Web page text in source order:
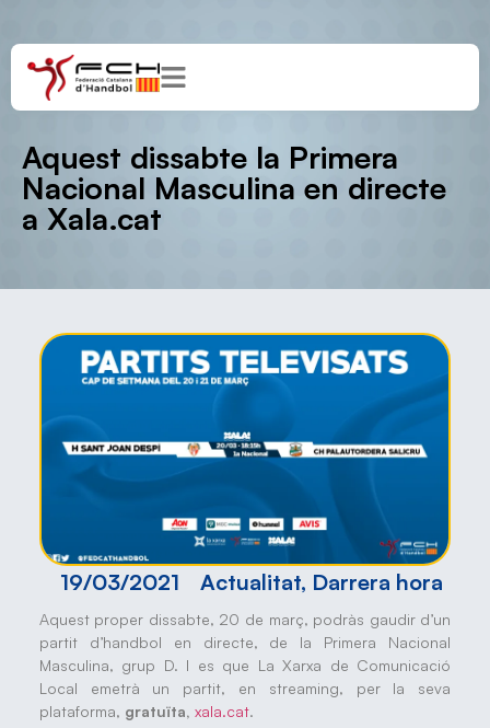
Aquest dissabte la Primera
Nacional Masculina en directe
a Xala.cat
19/03/2021 Actualitat, Darrera hora
Aquest proper dissabte, 20 de març, podràs gaudir d’un
partit d’handbol en directe, de la Primera Nacional
Masculina, grup D. I es que La Xarxa de Comunicació
Local emetrà un partit, en streaming, per la seva
plataforma, gratuïta, xala.cat.